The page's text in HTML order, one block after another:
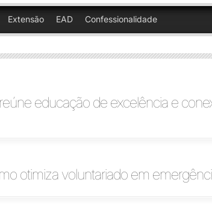
Extensão EAD Confessionalidade
educação de excelência e
otimiza voluntariado em